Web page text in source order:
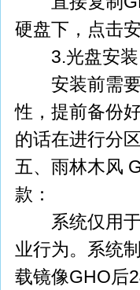
硬盘下，点击
3.光盘安装
安装前需要
性，提前备份
的话在进行分
五、雨林木风
款：
系统仅用于
业行为。系统
载镜像GHO后